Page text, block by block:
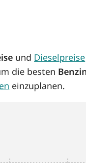
und Dieselpreise
die besten
einzuplanen.